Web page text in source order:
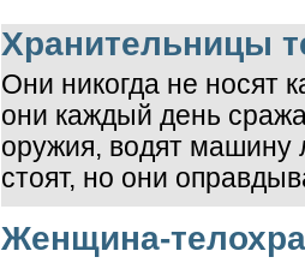
Хранительницы
Они никогда не носят
они каждый день
оружия, водят
стоят, но они
Женщина-